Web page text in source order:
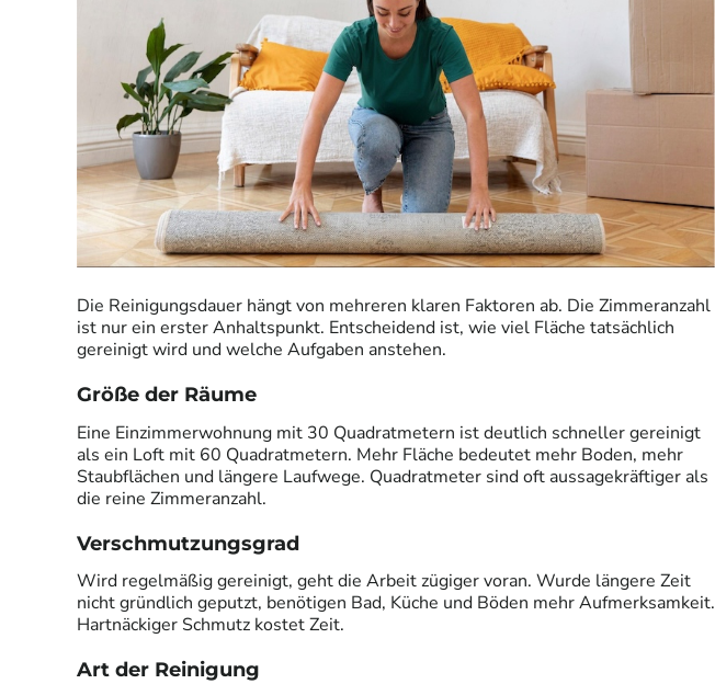
Die Reinigungsdauer hängt von mehreren klaren Faktoren ab. Die Zimmeranzahl
ist nur ein erster Anhaltspunkt. Entscheidend ist, wie viel Fläche tatsächlich
gereinigt wird und welche Aufgaben anstehen.
Größe der Räume
Eine Einzimmerwohnung mit 30 Quadratmetern ist deutlich schneller gereinigt
als ein Loft mit 60 Quadratmetern. Mehr Fläche bedeutet mehr Boden, mehr
Staubflächen und längere Laufwege. Quadratmeter sind oft aussagekräftiger als
die reine Zimmeranzahl.
Verschmutzungsgrad
Wird regelmäßig gereinigt, geht die Arbeit zügiger voran. Wurde längere Zeit
nicht gründlich geputzt, benötigen Bad, Küche und Böden mehr Aufmerksamkeit.
Hartnäckiger Schmutz kostet Zeit.
Art der Reinigung